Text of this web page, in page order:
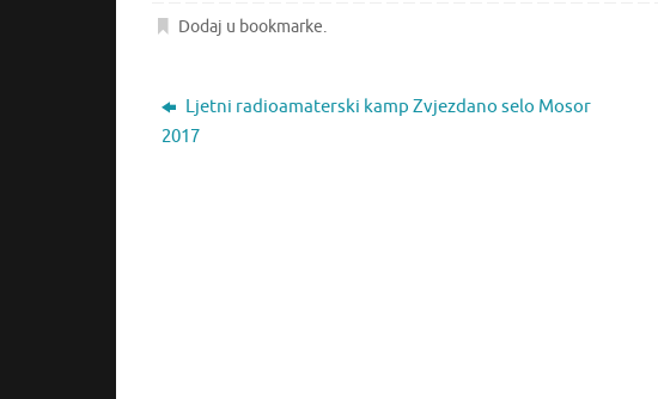
Dodaj u bookmarke.
Ljetni radioamaterski kamp Zvjezdano selo Mosor
2017